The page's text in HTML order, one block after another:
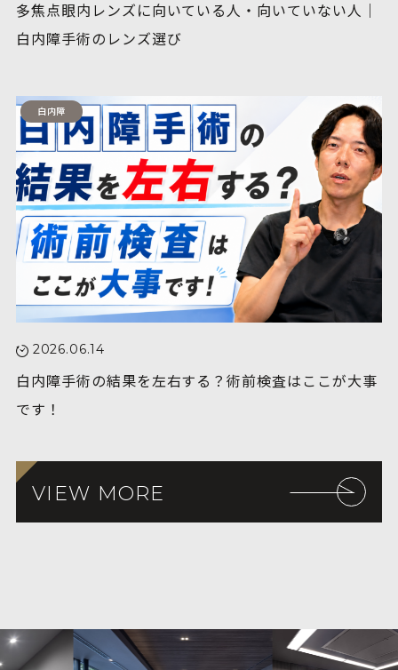
多焦点眼内レンズに向いている人・向いていない人｜
白内障手術のレンズ選び
2026.06.14
白内障手術の結果を左右する？術前検査はここが大事
です！
白内障
VIEW MORE